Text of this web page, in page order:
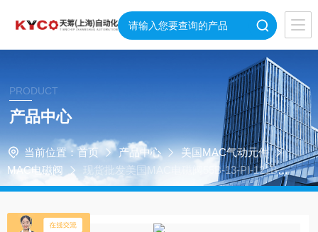
PRODUCT
产品中心
当前位置： 首页 产品中心
美国MAC气动元件
MAC电磁阀
现货批发美国MAC电磁阀55B-13-PI-121BA
系列